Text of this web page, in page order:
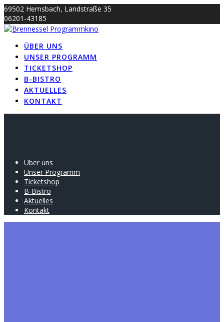
Skip
to
content
69502 Hemsbach, Landstraße 35
06201-43185
info@brennessel-kino.de
ÜBER UNS
UNSER PROGRAMM
TICKETSHOP
B-BISTRO
AKTUELLES
KONTAKT
Über uns
Unser Programm
Ticketshop
B-Bistro
Aktuelles
Kontakt